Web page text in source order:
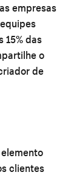
empresas
das
o
de
clientes